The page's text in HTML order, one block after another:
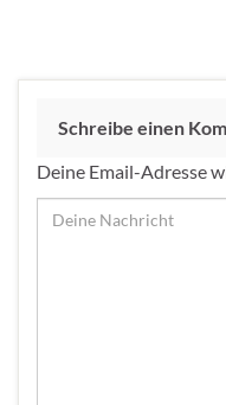
Schreibe einen
Deine Email-Adresse